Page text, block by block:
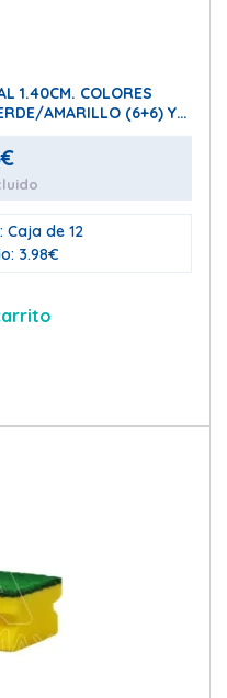
1.40CM. COLORES
AMARILLO (6+6) Y
(6+6)
€
Caja de 12
3.98€